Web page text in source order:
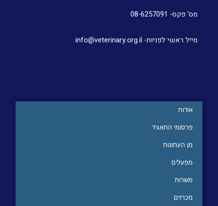
אודות
פרסומי התאגיד
מן העתונות
מפעלים
משרות
מכרזים
מס' פקס- 08-6257091
מייל ראשי לפניות- info@veterinary.org.il